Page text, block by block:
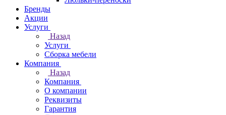
Бренды
Акции
Услуги
Назад
Услуги
Сборка мебели
Компания
Назад
Компания
О компании
Реквизиты
Гарантия